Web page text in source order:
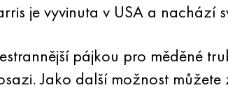
je vyvinuta v USA a nachází
pájkou pro měděné
Jako další možnost